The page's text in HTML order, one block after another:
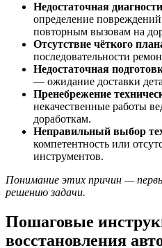
Недостаточная
определение
повторным вызовам на
Отсутствие чёткого
последовательности
Недостаточная
— ожидание доставки
Пренебрежение
некачественные работы
доработкам.
Неправильный выбор
компетентность или
инструментов.
Понимание этих причин —
решению задачи.
Пошаговые
восстановления